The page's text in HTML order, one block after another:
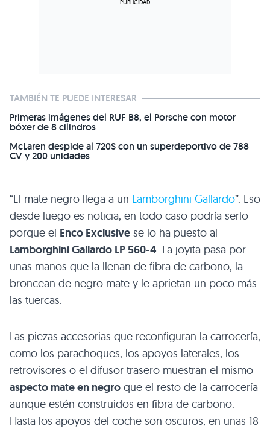
TAMBIÉN TE PUEDE INTERESAR
Primeras imágenes del RUF B8, el Porsche con motor
bóxer de 8 cilindros
McLaren despide al 720S con un superdeportivo de 788
CV y 200 unidades
“El mate negro llega a un Lamborghini Gallardo”. Eso
desde luego es noticia, en todo caso podría serlo
porque el Enco Exclusive se lo ha puesto al
Lamborghini Gallardo LP 560-4. La joyita pasa por
unas manos que la llenan de fibra de carbono, la
broncean de negro mate y le aprietan un poco más
las tuercas.
Las piezas accesorias que reconfiguran la carrocería,
como los parachoques, los apoyos laterales, los
retrovisores o el difusor trasero muestran el mismo
aspecto mate en negro que el resto de la carrocería
aunque estén construidos en fibra de carbono.
Hasta los apoyos del coche son oscuros, en unas 18